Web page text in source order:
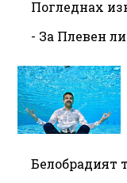
Погледнах
- За Плевен
Белобрадият